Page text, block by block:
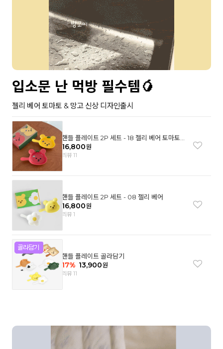
입소문 난 먹방 필수템🥭
젤리 베어 토마토 & 망고 신상 디자인출시
핸들 플레이트 2P 세트 - 18 젤리 베어 토마토
& 망고
16,800원
리뷰 11
핸들 플레이트 2P 세트 - 08 젤리 베어
16,800원
리뷰 1
핸들 플레이트 골라담기
17% 13,900원
리뷰 11